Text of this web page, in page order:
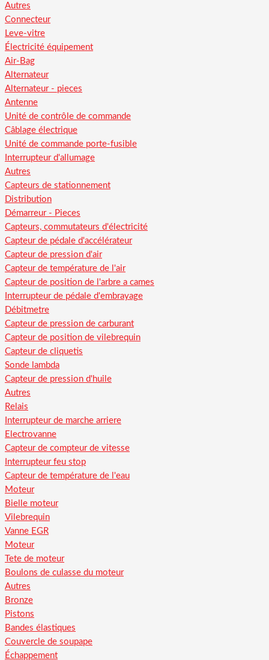
Autres
Connecteur
Leve-vitre
Électricité équipement
Air-Bag
Alternateur
Alternateur - pieces
Antenne
Unité de contrôle de commande
Câblage électrique
Unité de commande porte-fusible
Interrupteur d'allumage
Autres
Capteurs de stationnement
Distribution
Démarreur - Pieces
Capteurs, commutateurs d'électricité
Capteur de pédale d'accélérateur
Capteur de pression d'air
Capteur de température de l'air
Capteur de position de l'arbre a cames
Interrupteur de pédale d'embrayage
Débitmetre
Capteur de pression de carburant
Capteur de position de vilebrequin
Capteur de cliquetis
Sonde lambda
Capteur de pression d'huile
Autres
Relais
Interrupteur de marche arriere
Electrovanne
Capteur de compteur de vitesse
Interrupteur feu stop
Capteur de température de l'eau
Moteur
Bielle moteur
Vilebrequin
Vanne EGR
Moteur
Tete de moteur
Boulons de culasse du moteur
Autres
Bronze
Pistons
Bandes élastiques
Couvercle de soupape
Échappement